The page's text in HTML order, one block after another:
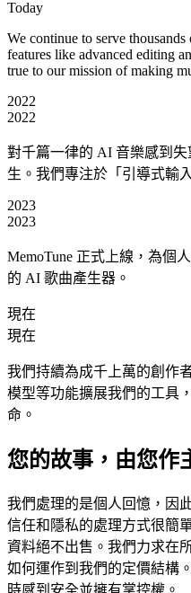
Today
We continue to serve
features like advanced editing
true to our mission of making
2022
2022
對千篇一律的 AI 音樂感到
生。我們專注於「引導式輸
2023
2023
MemoTune 正式上線，為個
的 AI 歌曲產生器。
現在
現在
我們持續為成千上萬的創作
模型等功能擴展我們的工具
命。
您的故事，由您作
我們處理的是個人回憶，因
信任和隱私的處理方式很簡
資料絕不出售。我們力求在
如何運作到我們的定價結構